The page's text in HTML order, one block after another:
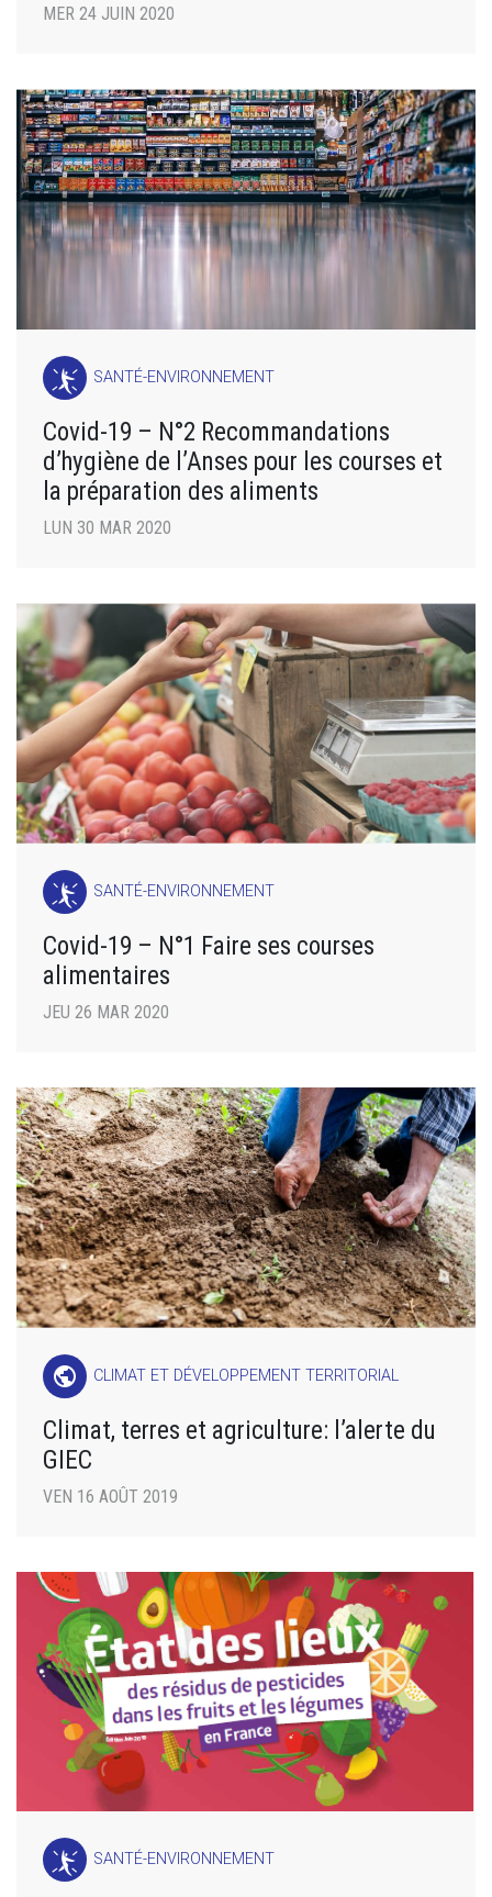
MER 24 JUIN 2020
SANTÉ-ENVIRONNEMENT
Covid-19 – N°2 Recommandations
d’hygiène de l’Anses pour les courses et
la préparation des aliments
LUN 30 MAR 2020
SANTÉ-ENVIRONNEMENT
Covid-19 – N°1 Faire ses courses
alimentaires
JEU 26 MAR 2020
public CLIMAT ET DÉVELOPPEMENT TERRITORIAL
Climat, terres et agriculture: l’alerte du
GIEC
VEN 16 AOÛT 2019
SANTÉ-ENVIRONNEMENT